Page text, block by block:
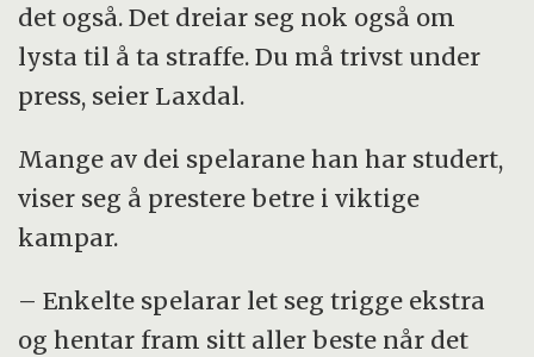
det også. Det dreiar seg nok også om
lysta til å ta straffe. Du må trivst under
press, seier Laxdal.
Mange av dei spelarane han har studert,
viser seg å prestere betre i viktige
kampar.
– Enkelte spelarar let seg trigge ekstra
og hentar fram sitt aller beste når det